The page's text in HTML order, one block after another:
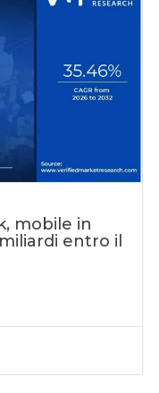
mobile in
entro il